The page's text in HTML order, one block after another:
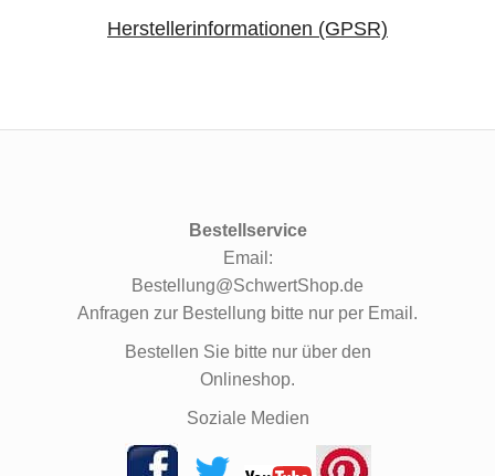
Herstellerinformationen (GPSR)
Bestellservice
Email:
Bestellung@SchwertShop.de
Anfragen zur Bestellung bitte nur per Email.
Bestellen Sie bitte nur über den
Onlineshop.
Soziale Medien